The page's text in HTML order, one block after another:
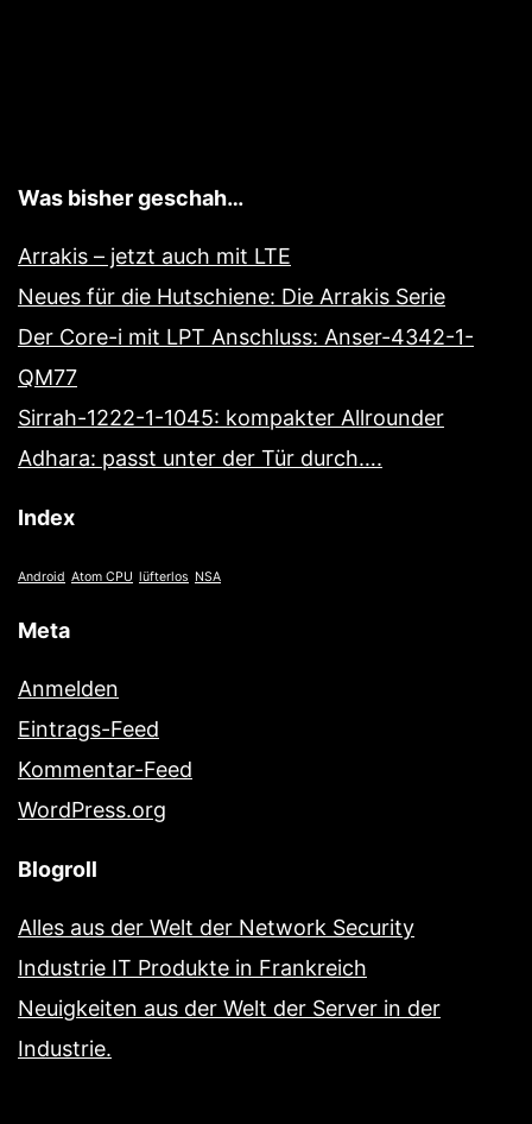
Was bisher geschah…
Arrakis – jetzt auch mit LTE
Neues für die Hutschiene: Die Arrakis Serie
Der Core-i mit LPT Anschluss: Anser-4342-1-
QM77
Sirrah-1222-1-1045: kompakter Allrounder
Adhara: passt unter der Tür durch….
Index
Android Atom CPU lüfterlos NSA
Meta
Anmelden
Eintrags-Feed
Kommentar-Feed
WordPress.org
Blogroll
Alles aus der Welt der Network Security
Industrie IT Produkte in Frankreich
Neuigkeiten aus der Welt der Server in der
Industrie.